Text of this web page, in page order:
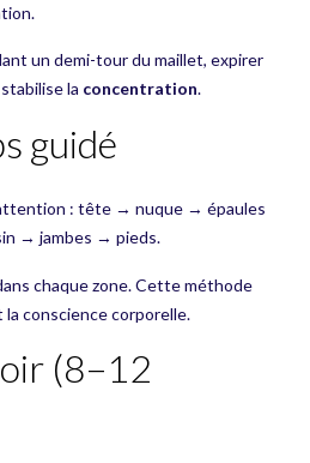
un demi-tour du maillet, expirer
la concentration.
guidé
: tête → nuque → épaules
→ jambes → pieds.
chaque zone. Cette méthode
la conscience corporelle.
(8–12